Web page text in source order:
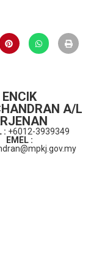
ENCIK
A/L
: +6012-3939349
EMEL :